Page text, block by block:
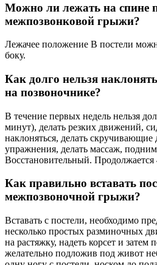
Можно ли лежать на спине
межпозвонковой грыжи?
Лежачее положение В постели
боку.
Как долго нельзя
на позвоночнике?
В течение первых недель нельзя
минут), делать резких движений,
наклоняться, делать
упражнения, делать массаж,
Восстановительный. Продолжается
Как правильно вставать
межпозвоночной грыжи?
Вставать с постели, необходимо
несколько простых разминочных
на растяжку, надеть корсет и затем
желательно подложив под живот